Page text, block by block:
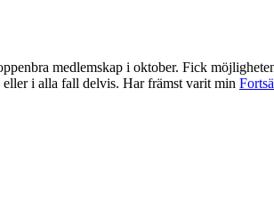
medlemskap i oktober. Fick
eller i alla fall delvis. Har främst varit min